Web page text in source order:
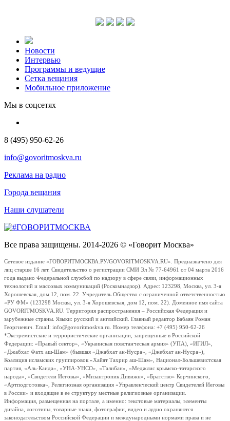
Новости
Интервью
Программы и ведущие
Сетка вещания
Мобильное приложение
Мы в соцсетях
8 (495) 950-62-26
info@govoritmoskva.ru
Реклама на радио
Города вещания
Наши слушатели
Все права защищены. 2014-2026 © «Говорит Москва»
Сетевое издание «ГОВОРИТМОСКВА.РУ/GOVORITMOSKVA.RU». Предназначено для
лиц старше 16 лет. Свидетельство о регистрации СМИ Эл № 77-64961 от 04 марта 2016
года выдано Федеральной службой по надзору в сфере связи, информационных
технологий и массовых коммуникаций (Роскомнадзор). Адрес: 123298, Москва, ул. 3-я
Хорошевская, дом 12, пом. 22. Учредитель Общество с ограниченной ответственностью
«РУ ФМ» (123298 Москва, ул. 3-я Хорошевская, дом 12, пом. 22). Доменное имя сайта
GOVORITMOSKVA.RU. Территория распространения – Российская Федерация и
зарубежные страны. Языки: русский и английский. Главный редактор Бабаян Роман
Георгиевич. Email: info@govoritmoskva.ru. Номер телефона: +7 (495) 950-62-26
*Экстремистские и террористические организации, запрещенные в Российской
Федерации: «Правый сектор», «Украинская повстанческая армия» (УПА), «ИГИЛ»,
«Джабхат Фатх аш-Шам» (бывшая «Джабхат ан-Нусра», «Джебхат ан-Нусра»),
Коалиция исламских группировок «Хайят Тахрир аш-Шам», Национал-Большевистская
партия, «Аль-Каида», «УНА-УНСО», «Талибан», «Меджлис крымско-татарского
народа», «Свидетели Иеговы», «Мизантропик Дивижн», «Братство» Корчинского,
«Артподготовка», Религиозная организация «Управленческий центр Свидетелей Иеговы
в России» и входящие в ее структуру местные религиозные организации.
Информация, размещенная на портале, а именно: текстовые материалы, элементы
дизайна, логотипы, товарные знаки, фотографии, видео и аудио охраняются
законодательством Российской Федерации и международными нормами права и не